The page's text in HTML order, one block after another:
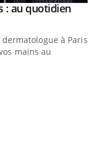
: au quotidien
à Paris,
mains au